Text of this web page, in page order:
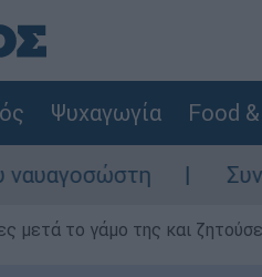
Ψυχαγωγία Food
Συναγερμός στην
το γάμο της και ζητούσε